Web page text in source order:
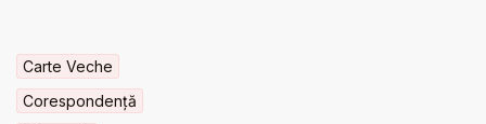
Carte Veche
Corespondență